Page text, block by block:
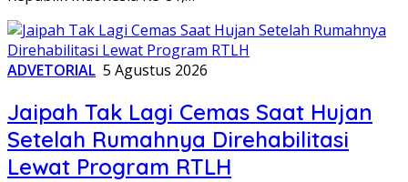
ADVETORIAL 5 Agustus 2026
Jaipah Tak Lagi Cemas Saat Hujan
Setelah Rumahnya Direhabilitasi
Lewat Program RTLH